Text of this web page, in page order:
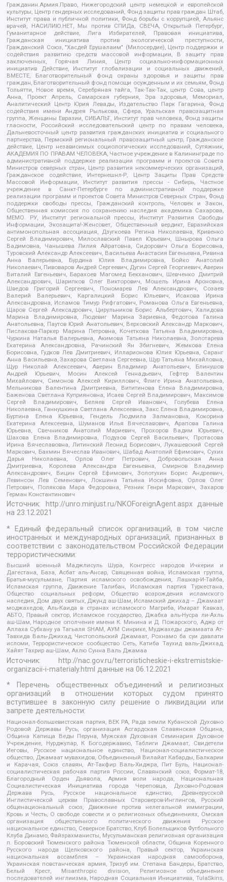
Гражданин.Армия.Право, Нижегородский центр немецкой и европейской
культуры, Центр гендерных исследований, Фонд защиты прав граждан Штаб,
Институт права и публичной политики, Фонд борьбы с коррупцией, Альянс
врачей, НАСИЛИЮ.НЕТ, Мы против СПИДа, СВЕЧА, Открытый Петербург,
Гуманитарное действие, Лига Избирателей, Правовая инициатива,
Гражданская инициатива против экологической преступности,
Гражданский Союз, "Хасдей Ерушалаим" (Милосердие), Центр поддержки и
содействия развитию средств массовой информации, В защиту прав
заключенных, Горячая Линия, Центр социально-информационных
инициатив Действие, Институт глобализации и социальных движений,
ВМЕСТЕ, Благотворительный фонд охраны здоровья и защиты прав
граждан, Благотворительный фонд помощи осужденным и их семьям, Фонд
Тольятти, Новое время, Серебряная тайга, Так-Так-Так, центр Сова, центр
Анна, Проект Апрель, Самарская губерния, Эра здоровья, Мемориал,
Аналитический Центр Юрия Левады, Издательство Парк Гагарина, Фонд
содействия имени Андрея Рылькова, Сфера, Уральская правозащитная
группа, Женщины Евразии, СИБАЛЬТ, Институт прав человека, Фонд защиты
гласности, Российский исследовательский центр по правам человека,
Дальневосточный центр развития гражданских инициатив и социального
партнерства, Пермский региональный правозащитный центр, Гражданское
действие, Центр независимых социологических исследований, Сутяжник,
АКАДЕМИЯ ПО ПРАВАМ ЧЕЛОВЕКА, Частное учреждение в Калининграде по
административной поддержке реализации программ и проектов Совета
Министров северных стран, Центр развития некоммерческих организаций,
Гражданское содействие, Интернешнл-Р, Центр Защиты Прав Средств
Массовой Информации, Институт развития прессы - Сибирь, Частное
учреждение в Санкт-Петербурге по административной поддержке
реализации программ и проектов Совета Министров Северных Стран, Фонд
поддержки свободы прессы, Гражданский контроль, Человек и Закон,
Общественная комиссия по сохранению наследия академика Сахарова,
МЕМО. РУ, Институт региональной прессы, Институт Развития Свободы
Информации, Экозащита!-Женсовет, Общественный вердикт, Евразийская
антимонопольная ассоциация, Дзугкоева Регина Николаевна, Кривенко
Сергей Владимирович, Милославский Павел Юрьевич, Шнырова Ольга
Вадимовна, Чанышева Лилия Айратовна, Сидорович Ольга Борисовна,
Туровский Александр Алексеевич, Васильева Анастасия Евгеньевна, Ривина
Анна Валерьевна, Бурдина Юлия Владимировна, Бойко Анатолий
Николаевич, Пивоваров Андрей Сергеевич, Дугин Сергей Георгиевич, Аверин
Виталий Евгеньевич, Барахоев Магомед Бекханович, Шевченко Дмитрий
Александрович, Шарипков Олег Викторович, Мошель Ирина Ароновна,
Шведов Григорий Сергеевич, Пономарев Лев Александрович, Созаев
Валерий Валерьевич, Каргалицкий Борис Юльевич, Исакова Ирина
Александровна, Исламов Тимур Рифгатович, Романова Ольга Евгеньевна,
Щаров Сергей Алексадрович, Цирульников Борис Альбертович, Халидова
Марина Владимировна, Людевиг Марина Зариевна, Федотова Галина
Анатольевна, Паутов Юрий Анатольевич, Верховский Александр Маркович,
Пислакова-Паркер Марина Петровна, Кочеткова Татьяна Владимировна,
Чуркина Наталья Валерьевна, Акимова Татьяна Николаевна, Золотарева
Екатерина Александровна, Рачинский Ян Збигневич, Жемкова Елена
Борисовна, Гудков Лев Дмитриевич, Илларионова Юлия Юрьевна, Саранг
Анна Васильевна, Захарова Светлана Сергеевна, Щур Татьяна Михайловна,
Щур Николай Алексеевич, Аверин Владимир Анатольевич, Блинушов
Андрей Юрьевич, Мосин Алексей Геннадьевич, Гефтер Валентин
Михайлович, Симонов Алексей Кириллович, Флиге Ирина Анатольевна,
Мельникова Валентина Дмитриевна, Вититинова Елена Владимировна,
Баженова Светлана Куприяновна, Исаев Сергей Владимирович, Максимов
Сергей Владимирович, Беляев Сергей Иванович, Голубева Елена
Николаевна, Ганнушкина Светлана Алексеевна, Закс Елена Владимировна,
Буртина Елена Юрьевна, Гендель Людмила Залмановна, Кокорина
Екатерина Алексеевна, Шуманов Илья Вячеславович, Арапова Галина
Юрьевна, Свечников Анатолий Мариевич, Прохоров Вадим Юрьевич,
Шахова Елена Владимировна, Подузов Сергей Васильевич, Протасова
Ирина Вячеславовна, Литинский Леонид Борисович, Лукашевский Сергей
Маркович, Бахмин Вячеслав Иванович, Шабад Анатолий Ефимович, Сухих
Дарья Николаевна, Орлов Олег Петрович, Добровольская Анна
Дмитриевна, Королева Александра Евгеньевна, Смирнов Владимир
Александрович, Вицин Сергей Ефимович, Золотухин Борис Андреевич,
Левинсон Лев Семенович, Локшина Татьяна Иосифовна, Орлов Олег
Петрович, Полякова Мара Федоровна, Резник Генри Маркович, Захаров
Герман Константинович
Источник: http://unro.minjust.ru/NKOForeignAgent.aspxданные
на23.12.2021
* Единый федеральный список организаций, в том числе
иностранных и международных организаций, признанных в
соответствии с законодательством Российской Федерации
террористическими:
Высший военный Маджлисуль Шура, Конгресс народов Ичкерии и
Дагестана, База, Асбат аль-Ансар, Священная война, Исламская группа,
Братья-мусульмане, Партия исламского освобождения, Лашкар-И-Тайба,
Исламская группа, Движение Талибан, Исламская партия Туркестана,
Общество социальных реформ, Общество возрождения исламского
наследия, Дом двух святых, Джунд аш-Шам, Исламский джихад – Джамаат
моджахедов, Аль-Каида в странах исламского Магриба, Имарат Кавказ,
АБТО, Правый сектор, Исламское государство, Джабха аль-Нусра ли-Ахль
аш-Шам, Народное ополчение имени К. Минина и Д. Пожарского, Аджр от
Аллаха Субхану уа Тагьаля SHAM, АУМ Синрике, Муджахеды джамаата Ат-
Тавхида Валь-Джихад, Чистопольский Джамаат, Рохнамо ба суи давлати
исломи, Террористическое сообщество Сеть, Катиба Таухид валь-Джихад,
Хайят Тахрир аш-Шам, Ахлю Сунна Валь Джамаа
Источник:
http://nac.gov.ru/terroristicheskie-i-ekstremistskie-
organizacii-i-materialy.html данные на06.12.2021
* Перечень общественных объединений и религиозных
организаций в отношении которых судом принято
вступившее в законную силу решение о ликвидации или
запрете деятельности:
Национал-большевистская партия, ВЕК РА, Рада земли Кубанской Духовно
Родовой Державы Русь, организация Асгардская Славянская Община,
Община Капища Веды Перуна, Мужская Духовная Семинария Духовное
Учреждение, Нурджулар, К Богодержавию, Таблиги Джамаат, Свидетели
Иеговы, Русское национальное единство, Национал-социалистическое
общество, Джамаат мувахидов, Объединенный Вилайат Кабарды, Балкарии
и Карачая, Союз славян, Ат-Такфир Валь-Хиджра, Пит Буль, Национал-
социалистическая рабочая партия России, Славянский союз, Формат-18,
Благородный Орден Дьявола, Армия воли народа, Национальная
Социалистическая Инициатива города Череповца, Духовно-Родовая
Держава Русь, Русское национальное единство, Древнерусской
Инглистической церкви Православных Староверов-Инглингов, Русский
общенациональный союз, Движение против нелегальной иммиграции,
Кровь и Честь, О свободе совести и о религиозных объединениях, Омская
организация общественного политического движения Русское
национальное единство, Северное Братство, Клуб Болельщиков Футбольного
Клуба Динамо, Файзрахманисты, Мусульманская религиозная организация
п. Боровский Тюменского района Тюменской области, Община Коренного
Русского народа Щелковского района, Правый сектор, Украинская
национальная ассамблея – Украинская народная самооборона,
Украинская повстанческая армия, Тризуб им. Степана Бандеры, Братство,
Белый Крест, Misanthropic division, Религиозное объединение
последователей инглиизма, Народная Социальная Инициатива, TulaSkins,